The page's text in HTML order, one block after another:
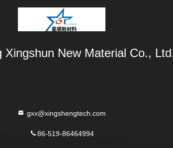
Xingshun New Material Co.,
gxx@xingshengtech.com
86-519-86464994